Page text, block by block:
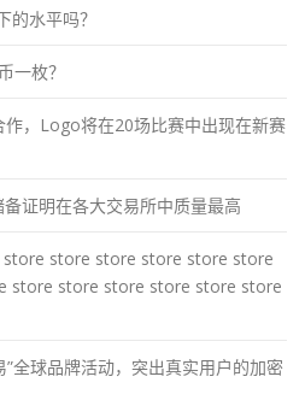
的水平吗？
一枚？
，Logo将在20场比赛中出现在新赛
证明在各大交易所中质量最高
store store store store store
store store store store store store
全球品牌活动，突出真实用户的加密